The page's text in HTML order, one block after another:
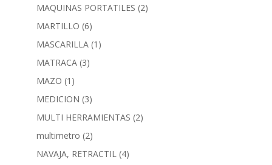
MAQUINAS PORTATILES (2)
MARTILLO (6)
MASCARILLA (1)
MATRACA (3)
MAZO (1)
MEDICION (3)
MULTI HERRAMIENTAS (2)
multimetro (2)
NAVAJA, RETRACTIL (4)